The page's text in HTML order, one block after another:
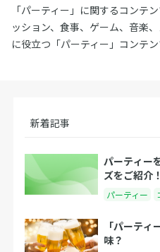
「パーティー」に関するコンテ
ッション、食事、ゲーム、音楽
に役立つ「パーティー」コンテ
新着記事
パーティー
ズをご紹介！
パーティー
「パーテ
味？